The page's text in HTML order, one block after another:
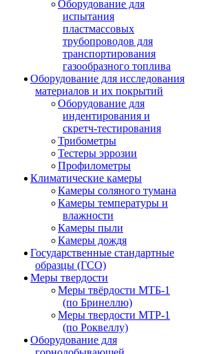
Оборудование для
испытания
пластмассовых
трубопроводов для
транспортирования
газообразного топлива
Оборудование для исследования
материалов и их покрытий
Оборудование для
индентирования и
скретч-тестирования
Трибометры
Тестеры эррозии
Профилометры
Климатические камеры
Камеры соляного тумана
Камеры температуры и
влажности
Камеры пыли
Камеры дождя
Государственные стандартные
образцы (ГСО)
Меры твердости
Меры твёрдости МТБ-1
(по Бринеллю)
Меры твердости МТР-1
(по Роквеллу)
Оборудование для